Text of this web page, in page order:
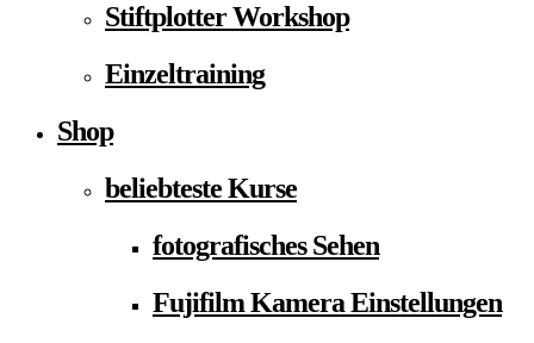
Stiftplotter Workshop
Einzeltraining
Shop
beliebteste Kurse
fotografisches Sehen
Fujifilm Kamera Einstellungen